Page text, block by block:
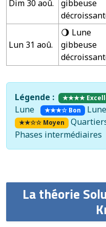
Dim 30 aoû.
gibbeuse
Lun 31 aoû.
🌖 Lune
gibbeuse
Légende : ★★★★
Lune
★★★☆ Bon
★★☆☆ Moyen
Phases intermédiaires
La théorie